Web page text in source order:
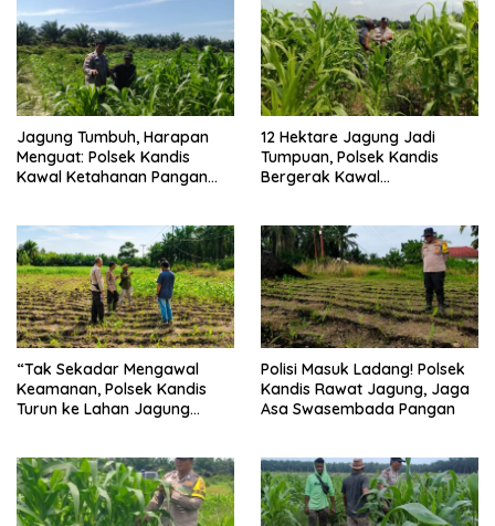
Jagung Tumbuh, Harapan
Menguat: Polsek Kandis
Kawal Ketahanan Pangan
12 Hektare Jagung Jadi
Tumpuan, Polsek Kandis
Bergerak Kawal
“Tak Sekadar Mengawal
Keamanan, Polsek Kandis
Turun ke Lahan Jagung
Polisi Masuk Ladang! Polsek
Kandis Rawat Jagung, Jaga
Asa Swasembada Pangan